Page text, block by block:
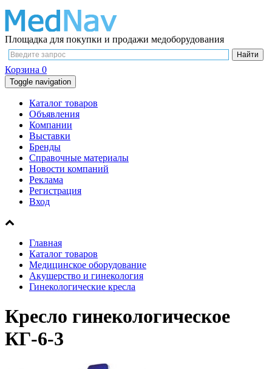
Площадка для покупки и продажи медоборудования
Корзина 0
Toggle navigation
Каталог товаров
Объявления
Компании
Выставки
Бренды
Справочные материалы
Новости компаний
Реклама
Регистрация
Вход
Главная
Каталог товаров
Медицинское оборудование
Акушерство и гинекология
Гинекологические кресла
Кресло гинекологическое
КГ-6-3